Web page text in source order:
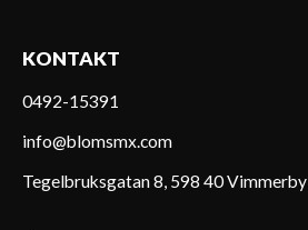
KONTAKT
0492-15391
info@blomsmx.com
Tegelbruksgatan 8, 598 40 Vimmerby